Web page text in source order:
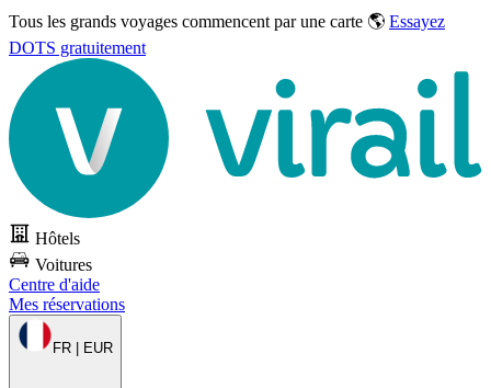
Tous les grands voyages commencent par une carte 🌎 Essayez
DOTS gratuitement
Hôtels
Voitures
Centre d'aide
Mes réservations
FR | EUR